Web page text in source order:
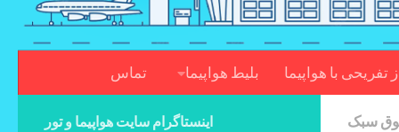
تفریحی با هواپیما بلیط هواپیما تماس
سبک اینستاگرام سایت هواپیما و تور